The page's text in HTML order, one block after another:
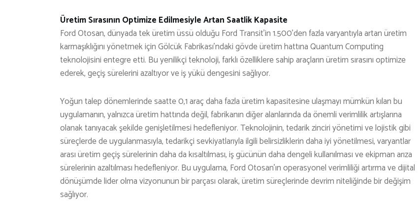
Üretim Sırasının Optimize Edilmesiyle Artan Saatlik Kapasite
Ford Otosan, dünyada tek üretim üssü olduğu Ford Transit’in 1.500’den fazla varyantıyla artan üretim
karmaşıklığını yönetmek için Gölcük Fabrikası’ndaki gövde üretim hattına Quantum Computing
teknolojisini entegre etti. Bu yenilikçi teknoloji, farklı özelliklere sahip araçların üretim sırasını optimize
ederek, geçiş sürelerini azaltıyor ve iş yükü dengesini sağlıyor.
Yoğun talep dönemlerinde saatte 0,1 araç daha fazla üretim kapasitesine ulaşmayı mümkün kılan bu
uygulamanın, yalnızca üretim hattında değil, fabrikanın diğer alanlarında da önemli verimlilik artışlarına
olanak tanıyacak şekilde genişletilmesi hedefleniyor. Teknolojinin, tedarik zinciri yönetimi ve lojistik gibi
süreçlerde de uygulanmasıyla, tedarikçi sevkiyatlarıyla ilgili belirsizliklerin daha iyi yönetilmesi, varyantlar
arası üretim geçiş sürelerinin daha da kısaltılması, iş gücünün daha dengeli kullanılması ve ekipman arıza
sürelerinin azaltılması hedefleniyor. Bu uygulama, Ford Otosan’ın operasyonel verimliliği artırma ve dijital
dönüşümde lider olma vizyonunun bir parçası olarak, üretim süreçlerinde devrim niteliğinde bir değişim
sağlıyor.